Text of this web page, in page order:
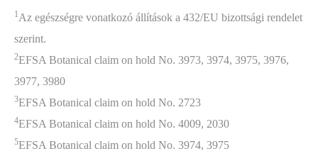
1Az egészségre vonatkozó állítások a 432/EU bizottsági rendelet
szerint.
2EFSA Botanical claim on hold No. 3973, 3974, 3975, 3976,
3977, 3980
3EFSA Botanical claim on hold No. 2723
4EFSA Botanical claim on hold No. 4009, 2030
5EFSA Botanical claim on hold No. 3974, 3975